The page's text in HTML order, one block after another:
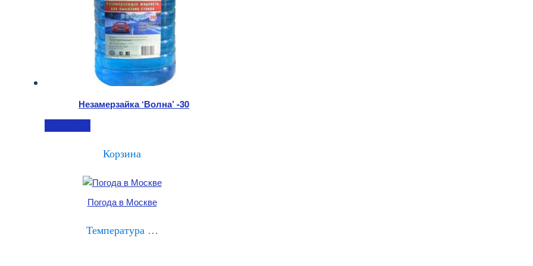
Незамерзайка ‘Волна’ -30
Корзина
Погода в Москве
Температура …